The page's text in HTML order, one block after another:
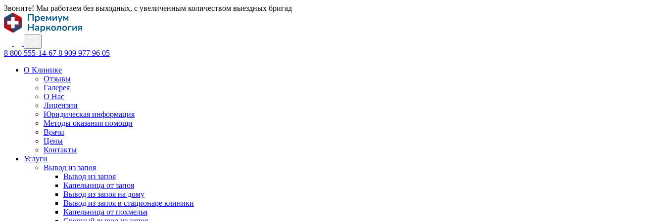
Звоните! Мы работаем без выходных, с увеличенным количеством выездных бригад
8 800 555-14-67 8 909 977 96 05
О Клинике
Отзывы
Галерея
О Нас
Лицензии
Юридическая информация
Методы оказания помощи
Врачи
Цены
Контакты
Услуги
Вывод из запоя
Вывод из запоя
Капельница от запоя
Вывод из запоя на дому
Вывод из запоя в стационаре клиники
Капельница от похмелья